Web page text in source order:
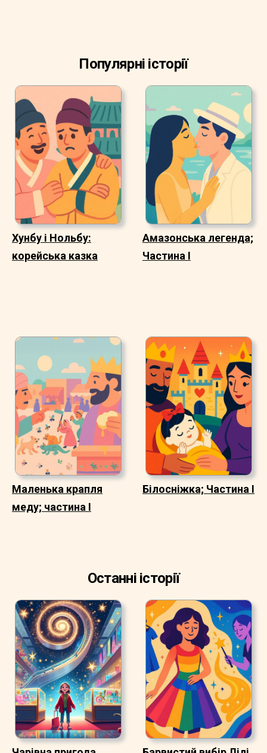
Популярні історії
Хунбу і Нольбу:
корейська казка
Амазонська легенда;
Частина I
Маленька крапля
меду; частина I
Білосніжка; Частина I
Останні історії